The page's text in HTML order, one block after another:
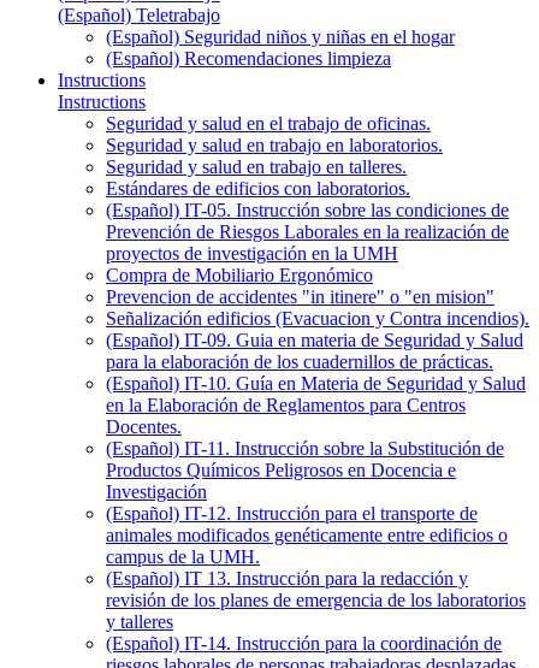
(Español) Teletrabajo
(Español) Seguridad niños y niñas en el hogar
(Español) Recomendaciones limpieza
Instructions
Instructions
Seguridad y salud en el trabajo de oficinas.
Seguridad y salud en trabajo en laboratorios.
Seguridad y salud en trabajo en talleres.
Estándares de edificios con laboratorios.
(Español) IT-05. Instrucción sobre las condiciones de
Prevención de Riesgos Laborales en la realización de
proyectos de investigación en la UMH
Compra de Mobiliario Ergonómico
Prevencion de accidentes "in itinere" o "en mision"
Señalización edificios (Evacuacion y Contra incendios).
(Español) IT-09. Guia en materia de Seguridad y Salud
para la elaboración de los cuadernillos de prácticas.
(Español) IT-10. Guía en Materia de Seguridad y Salud
en la Elaboración de Reglamentos para Centros
Docentes.
(Español) IT-11. Instrucción sobre la Substitución de
Productos Químicos Peligrosos en Docencia e
Investigación
(Español) IT-12. Instrucción para el transporte de
animales modificados genéticamente entre edificios o
campus de la UMH.
(Español) IT 13. Instrucción para la redacción y
revisión de los planes de emergencia de los laboratorios
y talleres
(Español) IT-14. Instrucción para la coordinación de